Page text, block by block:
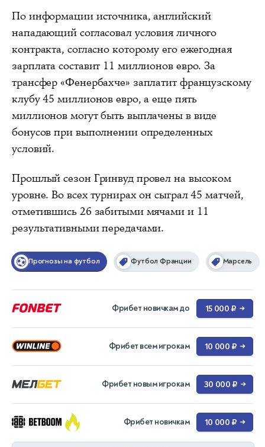
По информации источника, английский
нападающий согласовал условия личного
контракта, согласно которому его ежегодная
зарплата составит 11 миллионов евро. За
трансфер «Фенербахче» заплатит французскому
клубу 45 миллионов евро, а еще пять
миллионов могут быть выплачены в виде
бонусов при выполнении определенных
условий.
Прошлый сезон Гринвуд провел на высоком
уровне. Во всех турнирах он сыграл 45 матчей,
отметившись 26 забитыми мячами и 11
результативными передачами.
Прогнозы на футбол Футбол Франции Марсель
Фрибет новичкам до 15 000 ₽ →
Фрибет всем игрокам 10 000 ₽ →
Фрибет новым игрокам 30 000 ₽ →
Фрибет новичкам 10 000 ₽ →